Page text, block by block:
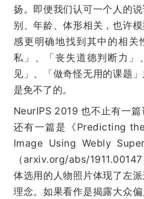
扬。即便我们认可一个人的
别、年龄、体形相关，也许
感更明确地找到其中的相关
私」、「丧失道德判断力」
见」、「做奇怪无用的课题
是免不了的。
NeurIPS 2019 也不止有一篇
还有一篇是《Predicting
Image Using Webly
（arxiv.org/abs/
体选用的人物照片体现了左
理念。如果看作是揭露大众